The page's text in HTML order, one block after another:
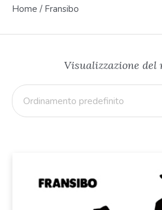
Home / Fransibo
Visualizzazione